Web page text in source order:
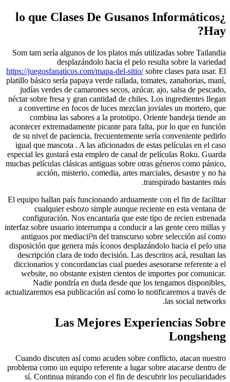
¿lo que Clases De Gusanos Informáticos
Hay?
Som tam serí­a algunos de los platos más utilizadas sobre Tailandia
desplazándolo hacia el pelo resulta sobre la variedad
https://juegosfanaticos.com/mapa-del-sitio/sobre clases para usar. El
platillo básico serí­a papaya verde rallada, tomates, zanahorias, maní,
judías verdes de camarones secos, azúcar, ajo, salsa de pescado,
néctar sobre fresa y gran cantidad de chiles. Los ingredientes llegan
a convertirse en focos de luces mezclan joviales un mortero, que
combina las sabores a la prototipo. Oriente bandeja tiende an
acontecer extremadamente picante para falta, por lo que en función
de su nivel de paciencia, frecuentemente serí­a conveniente pedirlo
igual que mascota . A las aficionados de estas películas en el caso
especial les gustará esta empleo de canal de películas Roku. Guarda
muchas películas clásicas antiguas sobre otras géneros como pánico,
acción, misterio, comedia, artes marciales, desastre y no ha
transpirado bastantes más.
El equipo hallan país funcionando arduamente con el fin de facilitar
cualquier esbozo simple aunque reciente en esta ventana de
configuración. Nos encantaría que este tipo de recien estrenada
interfaz sobre usuario interrumpa a conducir a las gente cero millas y
antiguos por mediacií³n del transcurso sobre selección así­ como
disposición que genera más íconos desplazándolo hacia el pelo una
descripción clara de todo decisión. Las descritos acá, resultan las
diccionarios y concordancias cual puedes asesorarse referente a el
website, no obstante existen cientos de importes por comunicar.
Nadie pondrí­a en duda desde que los tengamos disponibles,
actualizaremos esa publicación así­ como lo notificaremos a través de
las social networks.
Las Mejores Experiencias Sobre
Longsheng
Cuando discuten así­ como acuden sobre conflicto, atacan nuestro
problema como un equipo referente a lugar sobre atacarse dentro de
sí. Continua mirando con el fin de descubrir los peculiaridades